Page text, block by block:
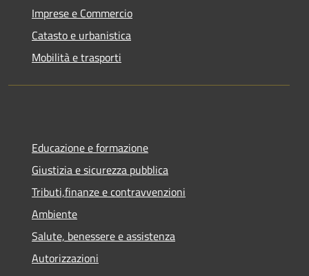
Imprese e Commercio
Catasto e urbanistica
Mobilità e trasporti
Educazione e formazione
Giustizia e sicurezza pubblica
Tributi,finanze e contravvenzioni
Ambiente
Salute, benessere e assistenza
Autorizzazioni